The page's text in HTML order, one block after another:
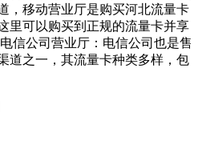
，移动营业厅是购买河北流量卡
里可以购买到正规的流量卡并享
信公司营业厅：电信公司也是售
道之一，其流量卡种类多样，包